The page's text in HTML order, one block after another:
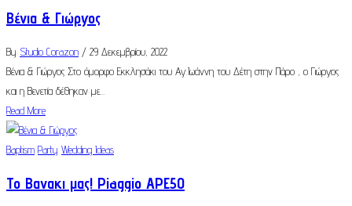
Βένια & Γιώργος
By Studio Corazon / 29 Δεκεμβρίου, 2022
Βένια & Γιώργος Στο όμορφο Εκκλησάκι του Αγ.Ιωάννη του Δέτη στην Πάρο , ο Γιώργος
και η Βενετία δέθηκαν με...
Read More
Baptism Party Wedding Ideas
Το Βανακι μας! Piaggio APE50